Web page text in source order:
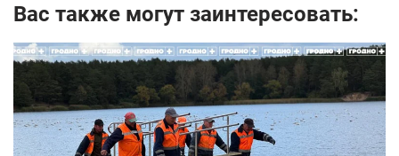
Вас также могут заинтересовать: